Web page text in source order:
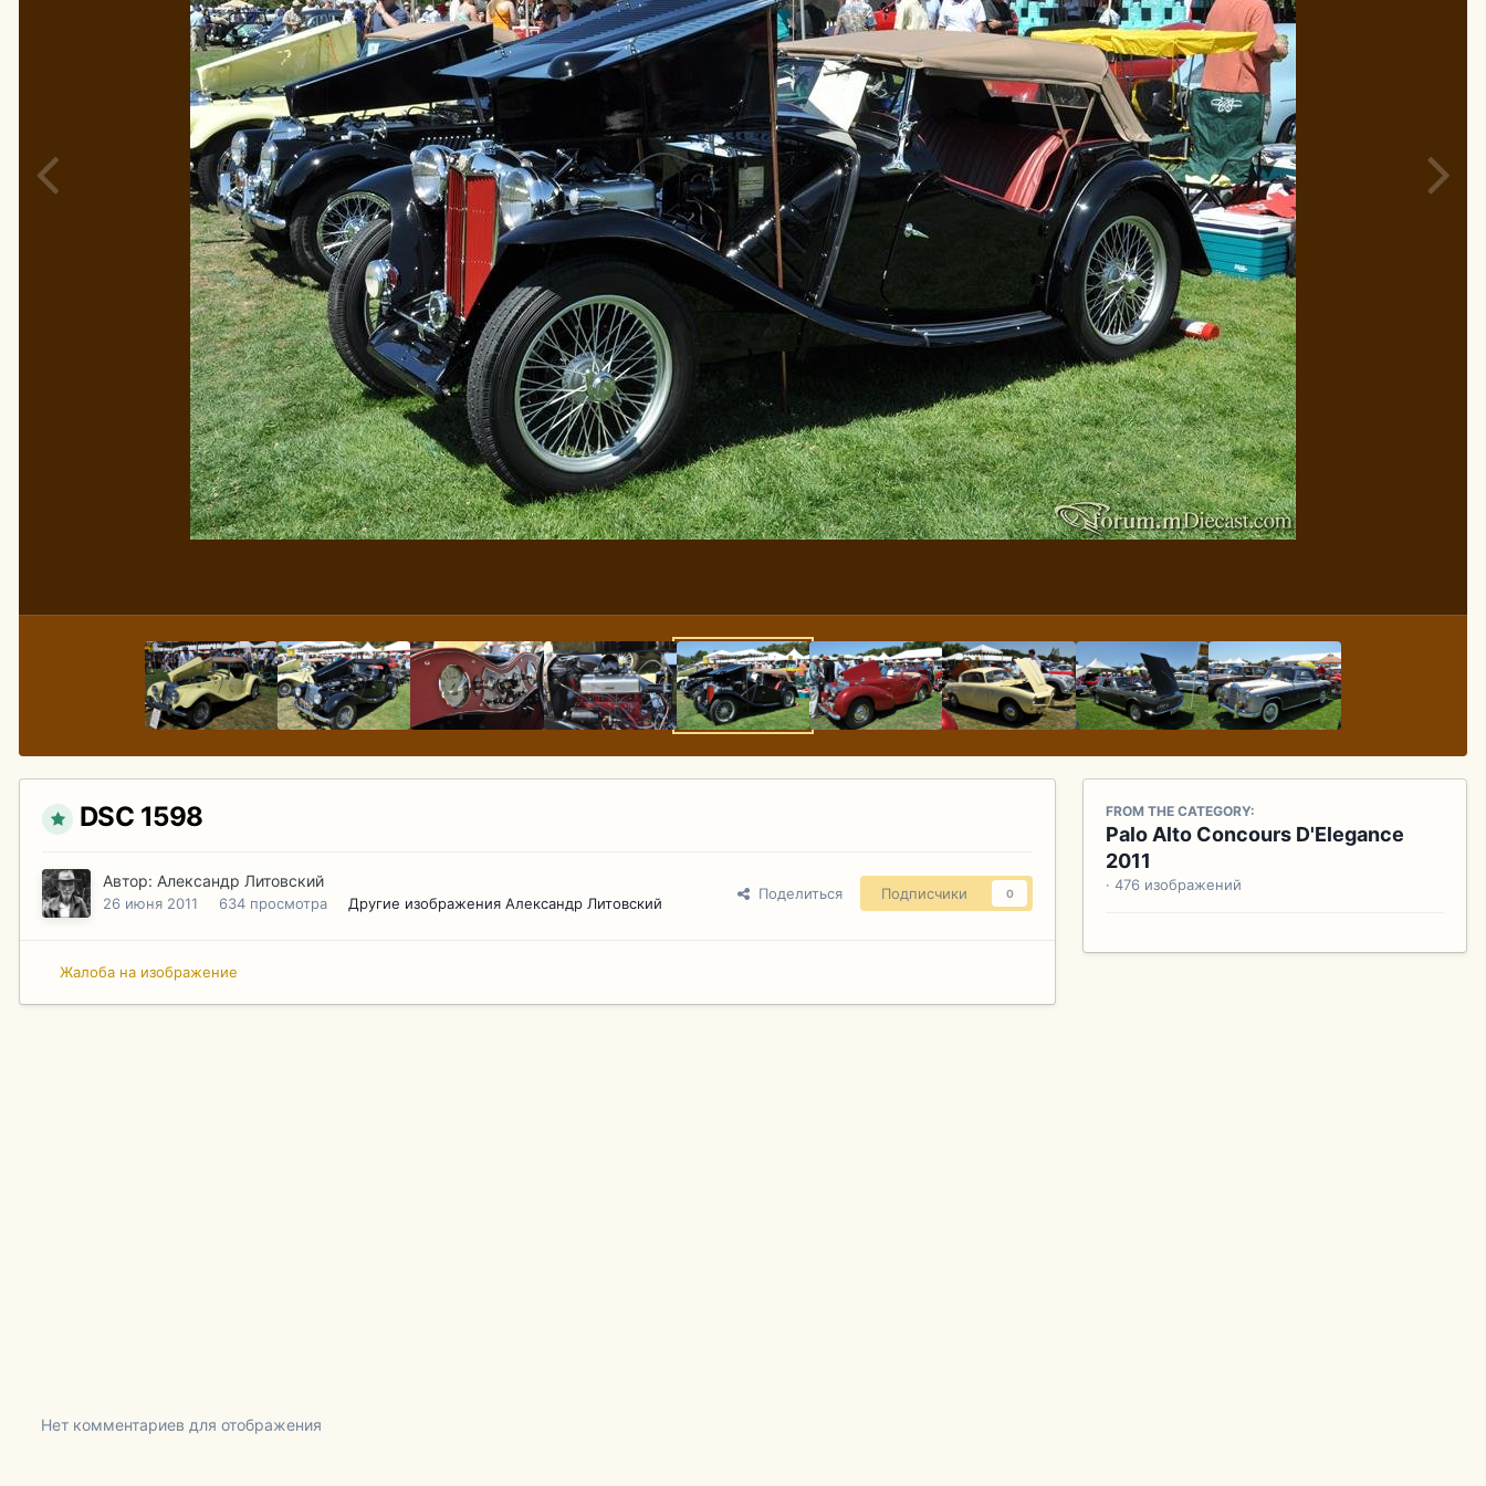
DSC 1598
Автор: Александр Литовский
26 июня 2011 634 просмотра Другие изображения Александр Литовский
Поделиться Подписчики 0
Жалоба на изображение
FROM THE CATEGORY:
Palo Alto Concours D'Elegance
2011
· 476 изображений
Нет комментариев для отображения